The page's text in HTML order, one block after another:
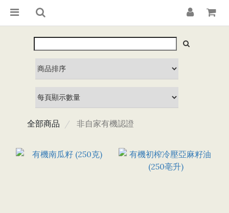
全部商品 非自家有機認證